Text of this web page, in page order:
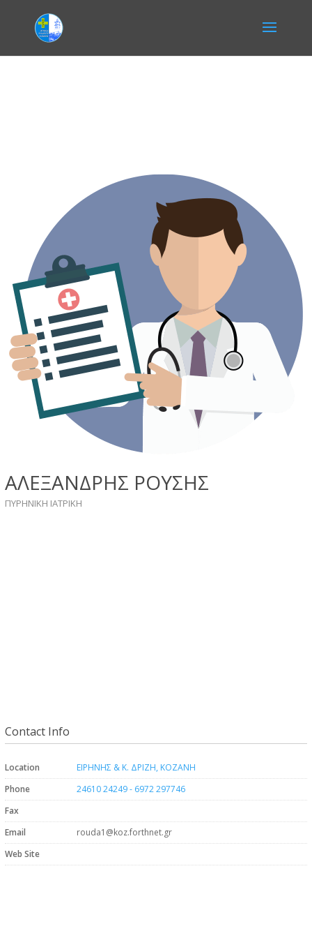
ΑΛΕΞΑΝΔΡΗΣ ΡΟΥΣΗΣ
ΠΥΡΗΝΙΚH ΙΑΤΡIKH
Contact Info
Location
ΕΙΡΗΝΗΣ & Κ. ΔΡΙΖΗ, ΚΟΖΑΝΗ
Phone
24610 24249 - 6972 297746
Fax
Email
rouda1@koz.forthnet.gr
Web Site